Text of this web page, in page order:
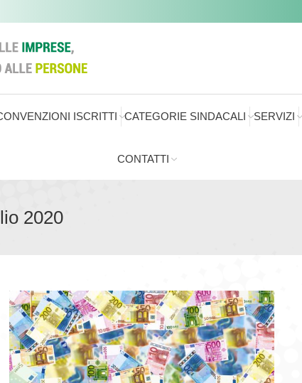
ISCRITTI CATEGORIE SINDACALI SERVIZI
CONTATTI
2020